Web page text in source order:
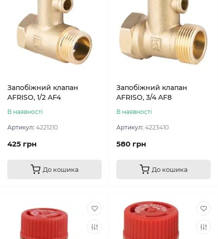
Запобіжний клапан
AFRISO, 1/2 AF4
В наявності
Артикул: 4221210
425 грн
До кошика
Запобіжний клапан
AFRISO, 3/4 AF8
В наявності
Артикул: 4223410
580 грн
До кошика